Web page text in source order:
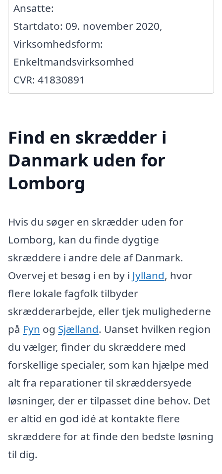
Ansatte:
Startdato: 09. november 2020,
Virksomhedsform:
Enkeltmandsvirksomhed
CVR: 41830891
Find en skrædder i
Danmark uden for
Lomborg
Hvis du søger en skrædder uden for
Lomborg, kan du finde dygtige
skræddere i andre dele af Danmark.
Overvej et besøg i en by i Jylland, hvor
flere lokale fagfolk tilbyder
skrædderarbejde, eller tjek mulighederne
på Fyn og Sjælland. Uanset hvilken region
du vælger, finder du skræddere med
forskellige specialer, som kan hjælpe med
alt fra reparationer til skræddersyede
løsninger, der er tilpasset dine behov. Det
er altid en god idé at kontakte flere
skræddere for at finde den bedste løsning
til dig.